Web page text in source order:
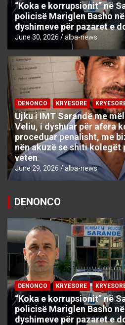
“Koka e korrupsionit” në
policisë Mariglen Basho
dyshimeve për pazaret e
June 30, 2026 alba-news
DENONCO KRYESORE
Ujku i IMT Sarandë me
Veliu, i dyshuar për afera
proceduar penalisht, me
nën akuzë se shiti kolegët
veten
June 29, 2026 alba-news
DENONCO
DENONCO KRYESORE
“Koka e korrupsionit” në
policisë Mariglen Basho
dyshimeve për pazaret e